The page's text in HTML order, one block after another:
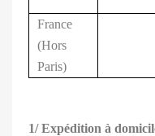
France
(Hors
Paris)
1/ Expédition à